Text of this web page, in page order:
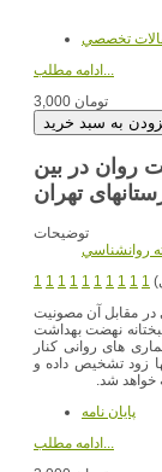
تخصصي
ادامه مطلب...
3,000 تومان
روان در بین
توضیحات
روانشناسي
1 1 1 1 1 1 1 1 1 1
در مقابل آن مصونیت
نهضت بهداشت
های روانی کنار
زود تشخیص داده و
شد.
پایان نامه